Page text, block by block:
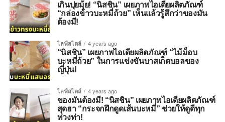
เกินปุยมุ้ย! “นิสชิน” เผยภาพไอเดียผลิตภัณฑ์
“กล่องข้าวบะหมี่ถ้วย” เห็นแล้วรู้สึกว่าของมัน
ต้องมี!
ไลฟ์สไตล์ 4 years ago
“นิสชิน” เผยภาพไอเดียผลิตภัณฑ์ “ไม้ม็อบ
บะหมี่ถ้วย” ในการแข่งขันบาสเก็ตบอลของ
ญี่ปุ่น!
ไลฟ์สไตล์ 4 years ago
ของมันต้องมี! “นิสชิน” เผยภาพไอเดียผลิตภัณฑ์
สุดฮา “กระจกฝึกดูดเส้นบะหมี่” ช่วยให้ดูดีทุก
ท่วงท่า!